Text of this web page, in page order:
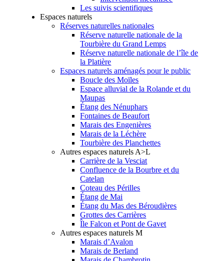
Les suivis scientifiques
Espaces naturels
Réserves naturelles nationales
Réserve naturelle nationale de la
Tourbière du Grand Lemps
Réserve naturelle nationale de l’île de
la Platière
Espaces naturels aménagés pour le public
Boucle des Moïles
Espace alluvial de la Rolande et du
Maupas
Étang des Nénuphars
Fontaines de Beaufort
Marais des Engenières
Marais de la Léchère
Tourbière des Planchettes
Autres espaces naturels A>L
Carrière de la Vesciat
Confluence de la Bourbre et du
Catelan
Coteau des Périlles
Étang de Mai
Étang du Mas des Béroudières
Grottes des Carrières
Île Falcon et Pont de Gavet
Autres espaces naturels M
Marais d’Avalon
Marais de Berland